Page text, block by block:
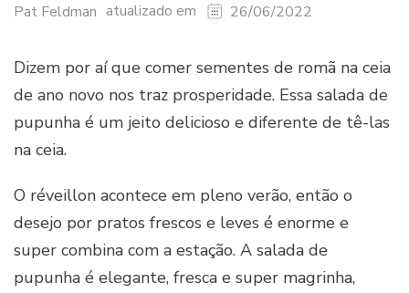
Pat Feldman atualizado em 26/06/2022
Dizem por aí que comer sementes de romã na ceia
de ano novo nos traz prosperidade. Essa salada de
pupunha é um jeito delicioso e diferente de tê-las
na ceia.
O réveillon acontece em pleno verão, então o
desejo por pratos frescos e leves é enorme e
super combina com a estação. A salada de
pupunha é elegante, fresca e super magrinha,